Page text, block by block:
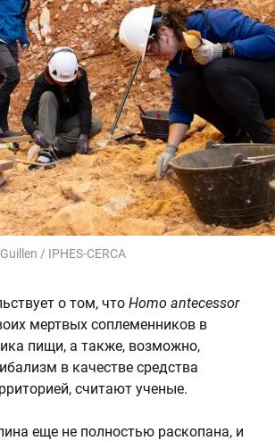
/ IPHES-CERCA
о том, что Homo antecessor
мертвых соплеменников в
пищи, а также, возможно,
в качестве средства
считают ученые.
еще не полностью раскопана, и